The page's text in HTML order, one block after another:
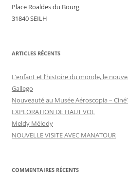
Place Roaldes du Bourg
31840 SEILH
ARTICLES RÉCENTS
L’enfant et l’histoire du monde, le
Gallego
Nouveauté au Musée Aéroscopia –
EXPLORATION DE HAUT VOL
Meldy Mélody
NOUVELLE VISITE AVEC MANATOUR
COMMENTAIRES RÉCENTS